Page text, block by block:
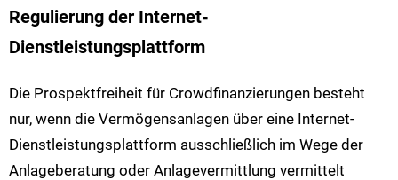
Regulierung der Internet-
Dienstleistungsplattform
Die Prospektfreiheit für Crowdfinanzierungen besteht
nur, wenn die Vermögensanlagen über eine Internet-
Dienstleistungsplattform ausschließlich im Wege der
Anlageberatung oder Anlagevermittlung vermittelt